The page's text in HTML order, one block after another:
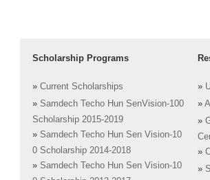
Scholarship Programs
» Current Scholarships
» Samdech Techo Hun SenVision-100
Scholarship 2015-2019
» Samdech Techo Hun Sen Vision-10
0 Scholarship 2014-2018
» Samdech Techo Hun Sen Vision-10
»
»
»
»
»